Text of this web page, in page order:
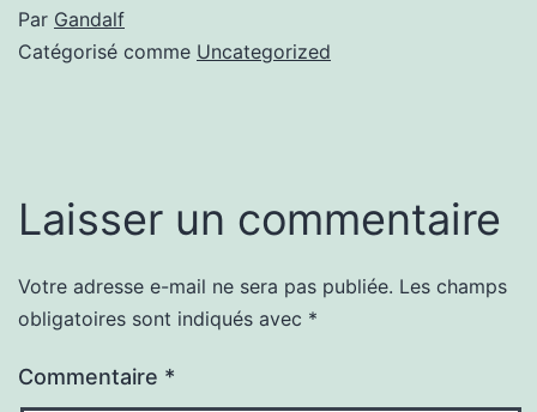
Par Gandalf
Catégorisé comme Uncategorized
Laisser un commentaire
Votre adresse e-mail ne sera pas publiée. Les champs
obligatoires sont indiqués avec *
Commentaire *